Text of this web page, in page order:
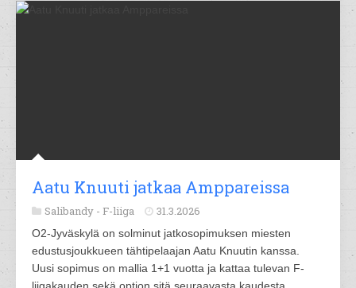
Aatu Knuuti jatkaa Amppareissa
Salibandy - F-liiga 31.3.2026
O2-Jyväskylä on solminut jatkosopimuksen miesten
edustusjoukkueen tähtipelaajan Aatu Knuutin kanssa.
Uusi sopimus on mallia 1+1 vuotta ja kattaa tulevan F-